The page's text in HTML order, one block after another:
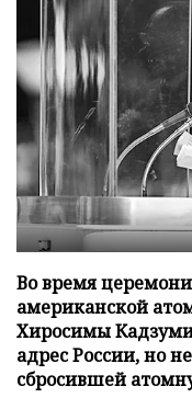
Во время
американской
Хиросимы
адрес России, но
сбросившей